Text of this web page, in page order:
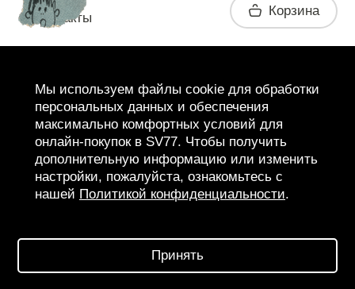
Контакты
SV BOUTIQUE
Корзина
Мы используем файлы cookie для обработки
персональных данных и обеспечения
максимально комфортных условий для
онлайн-покупок в SV77. Чтобы получить
дополнительную информацию или изменить
настройки, пожалуйста, ознакомьтесь с
нашей Политикой конфиденциальности.
Принять